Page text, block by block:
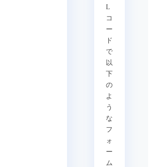
L
コ
ー
ド
で
以
下
の
よ
う
な
フ
ォ
ー
ム